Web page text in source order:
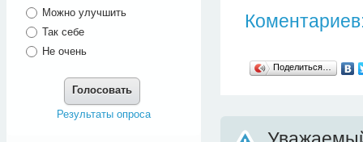
Поделиться…
Можно улучшить
Так себе
Не очень
Голосовать
Результаты опроса